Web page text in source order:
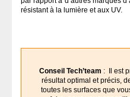
résistant à la lumière et aux UV.
Conseil Tech’team : Il est
résultat optimal et précis,
toutes les surfaces que